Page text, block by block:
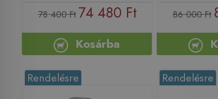
78 400 Ft 74 480 Ft
Kosárba
86 000 Ft
Rendelésre Rendelésre